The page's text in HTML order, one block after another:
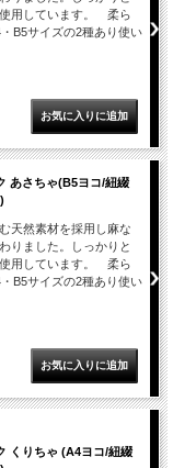
用しています。 柔ら
B5サイズの2種あり使い
あさちゃ(B5ヨコ/紐綴
天然素材を採用し麻な
りました。しっかりと
用しています。 柔ら
B5サイズの2種あり使い
くりちゃ (A4ヨコ/紐綴